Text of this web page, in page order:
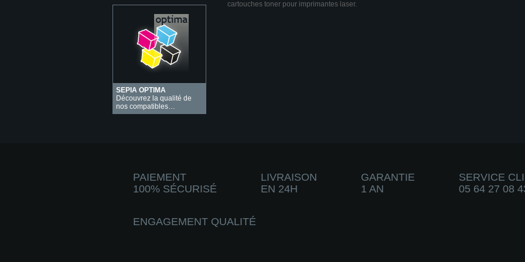
SEPIA OPTIMA
Découvrez la qualité de
nos compatibles…
cartouches toner pour imprimantes laser.
PAIEMENT
100% SÉCURISÉ
LIVRAISON
EN 24H
GARANTIE
1 AN
SERVICE
05 64 27 08
ENGAGEMENT QUALITÉ